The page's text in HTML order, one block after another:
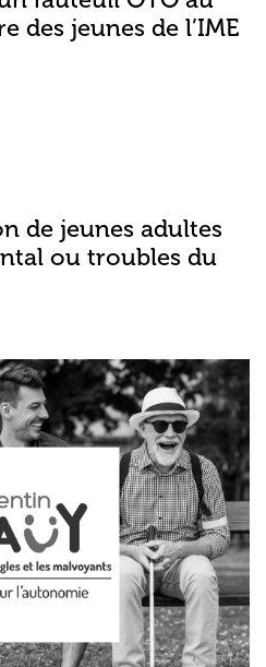
des jeunes de l’IME
de jeunes adultes
ou troubles du